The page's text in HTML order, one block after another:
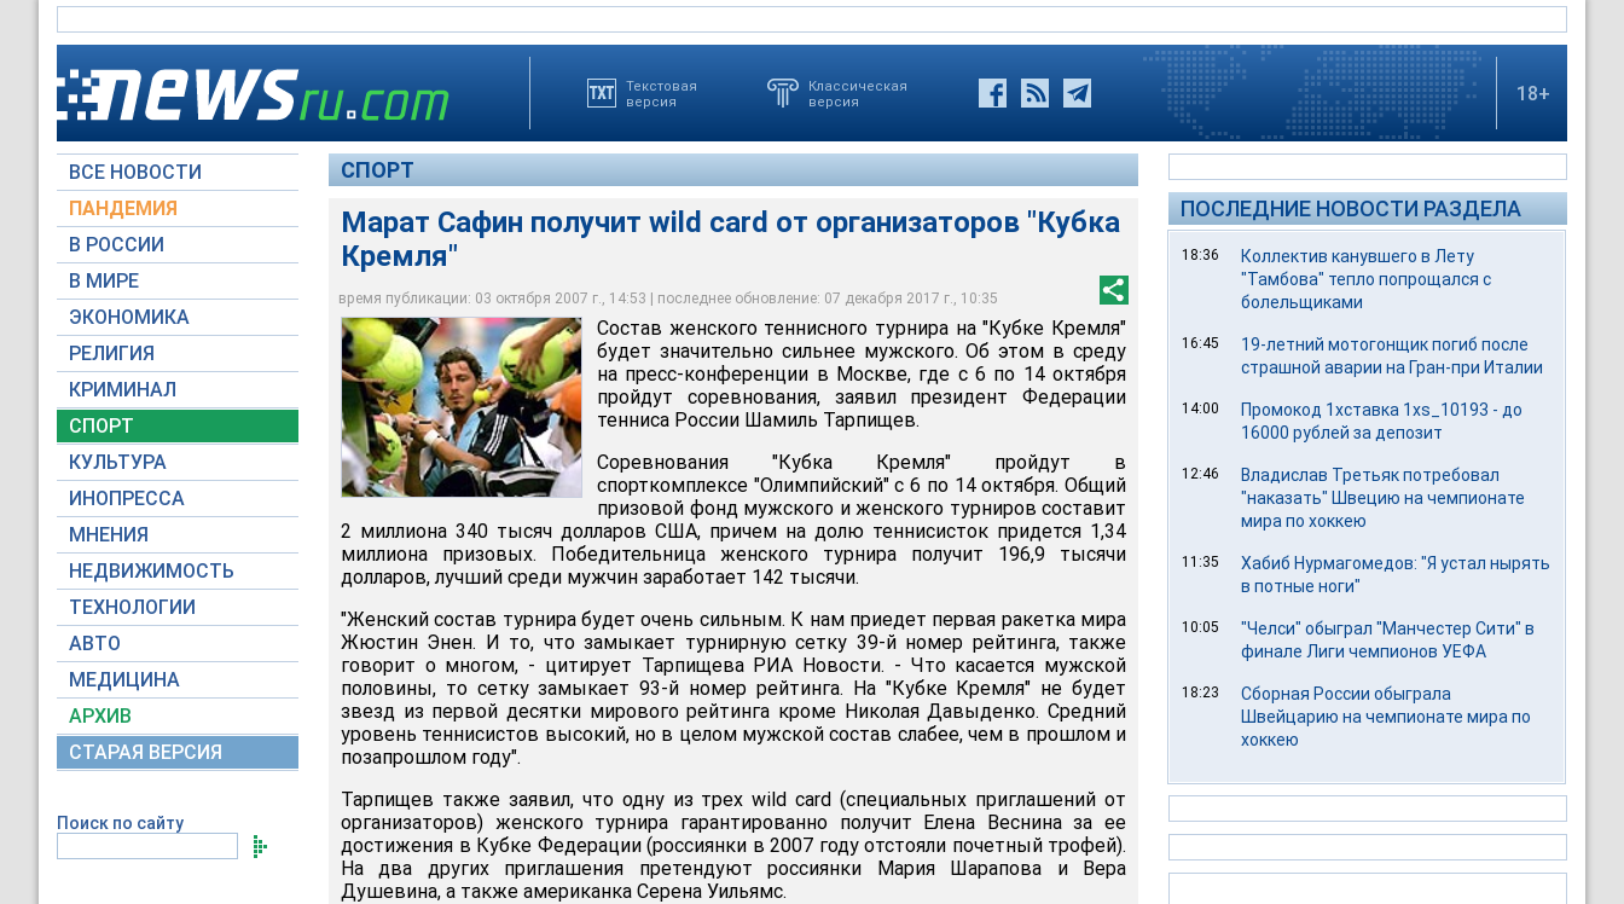
Текстовая
версия
Классическая
версия
18+
ВСЕ НОВОСТИ
ПАНДЕМИЯ
В РОССИИ
В МИРЕ
ЭКОНОМИКА
РЕЛИГИЯ
КРИМИНАЛ
СПОРТ
КУЛЬТУРА
ИНОПРЕССА
МНЕНИЯ
НЕДВИЖИМОСТЬ
ТЕХНОЛОГИИ
АВТО
МЕДИЦИНА
АРХИВ
СТАРАЯ ВЕРСИЯ
Поиск по сайту
СПОРТ
Марат Сафин получит wild card от организаторов "Кубка
Кремля"
время публикации: 03 октября 2007 г., 14:53 | последнее обновление: 07 декабря 2017 г., 10:35
Марат Сафин получит wild card от организаторов "Кубка Кремля"
Архив NEWSru.com
Состав женского теннисного турнира на "Кубке Кремля"
будет значительно сильнее мужского. Об этом в среду
на пресс-конференции в Москве, где с 6 по 14 октября
пройдут соревнования, заявил президент Федерации
тенниса России Шамиль Тарпищев.
Соревнования "Кубка Кремля" пройдут в
спорткомплексе "Олимпийский" с 6 по 14 октября. Общий
призовой фонд мужского и женского турниров составит
2 миллиона 340 тысяч долларов США, причем на долю теннисисток придется 1,34
миллиона призовых. Победительница женского турнира получит 196,9 тысячи
долларов, лучший среди мужчин заработает 142 тысячи.
"Женский состав турнира будет очень сильным. К нам приедет первая ракетка мира
Жюстин Энен. И то, что замыкает турнирную сетку 39-й номер рейтинга, также
говорит о многом, - цитирует Тарпищева РИА Новости. - Что касается мужской
половины, то сетку замыкает 93-й номер рейтинга. На "Кубке Кремля" не будет
звезд из первой десятки мирового рейтинга кроме Николая Давыденко. Средний
уровень теннисистов высокий, но в целом мужской состав слабее, чем в прошлом и
позапрошлом году".
Тарпищев также заявил, что одну из трех wild card (специальных приглашений от
организаторов) женского турнира гарантированно получит Елена Веснина за ее
достижения в Кубке Федерации (россиянки в 2007 году отстояли почетный трофей).
На два других приглашения претендуют россиянки Мария Шарапова и Вера
Душевина, а также американка Серена Уильямс.
ПОСЛЕДНИЕ НОВОСТИ РАЗДЕЛА
18:36
Коллектив канувшего в Лету
"Тамбова" тепло попрощался с
болельщиками
16:45
19-летний мотогонщик погиб после
страшной аварии на Гран-при Италии
14:00
Промокод 1хставка 1xs_10193 - до
16000 рублей за депозит
12:46
Владислав Третьяк потребовал
"наказать" Швецию на чемпионате
мира по хоккею
11:35
Хабиб Нурмагомедов: "Я устал нырять
в потные ноги"
10:05
"Челси" обыграл "Манчестер Сити" в
финале Лиги чемпионов УЕФА
18:23
Сборная России обыграла
Швейцарию на чемпионате мира по
хоккею